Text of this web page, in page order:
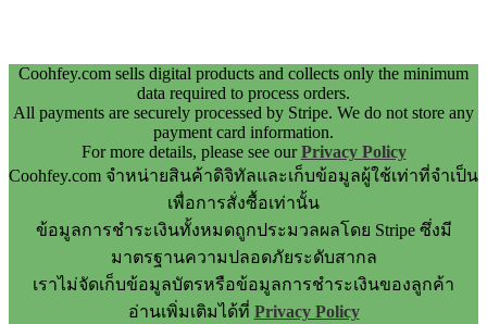
Coohfey.com sells digital products and collects only the minimum
data required to process orders.
All payments are securely processed by Stripe. We do not store any
payment card information.
For more details, please see ourPrivacy Policy
Coohfey.com จำหน่ายสินค้าดิจิทัลและเก็บข้อมูลผู้ใช้เท่าที่จำเป็น
เพื่อการสั่งซื้อเท่านั้น
ข้อมูลการชำระเงินทั้งหมดถูกประมวลผลโดย Stripe ซึ่งมี
มาตรฐานความปลอดภัยระดับสากล
เราไม่จัดเก็บข้อมูลบัตรหรือข้อมูลการชำระเงินของลูกค้า
อ่านเพิ่มเติมได้ที่ Privacy Policy